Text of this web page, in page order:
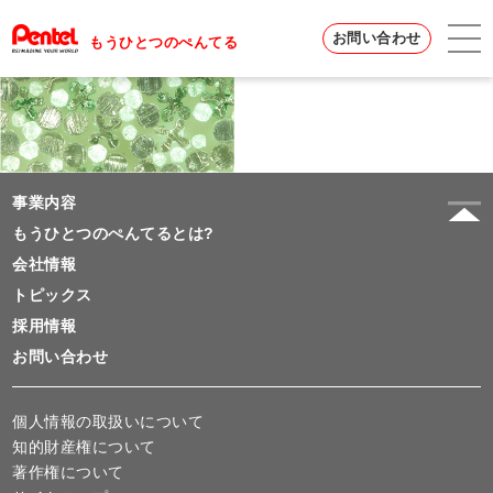
もうひとつのぺんてる お問い合わせ
事業内容
もうひとつのぺんてるとは?
会社情報
トピックス
採用情報
お問い合わせ
個人情報の取扱いについて
知的財産権について
著作権について